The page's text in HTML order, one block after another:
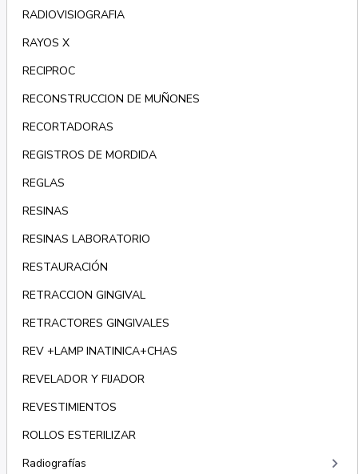
RADIOVISIOGRAFIA
RAYOS X
RECIPROC
RECONSTRUCCION DE MUÑONES
RECORTADORAS
REGISTROS DE MORDIDA
REGLAS
RESINAS
RESINAS LABORATORIO
RESTAURACIÓN
RETRACCION GINGIVAL
RETRACTORES GINGIVALES
REV +LAMP INATINICA+CHAS
REVELADOR Y FIJADOR
REVESTIMIENTOS
ROLLOS ESTERILIZAR
Radiografías
keyboard_arrow_right